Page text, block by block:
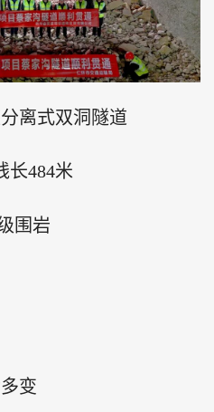
离式双洞隧道
长484米
围岩
变